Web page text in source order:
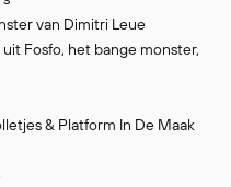
van Dimitri Leue
Fosfo, het bange monster,
& Platform In De Maak